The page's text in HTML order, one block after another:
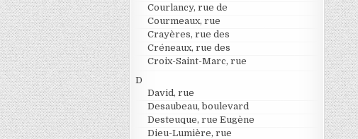
Courlancy, rue de
Courmeaux, rue
Crayères, rue des
Créneaux, rue des
Croix-Saint-Marc, rue
D
David, rue
Desaubeau, boulevard
Desteuque, rue Eugène
Dieu-Lumière, rue